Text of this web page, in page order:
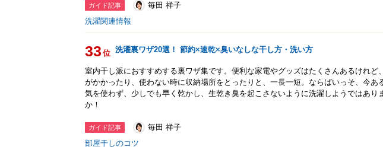
ガイド記事
毎田 祥子
洗濯関連情報
33 位 洗濯裏ワザ20選！ 節約×速乾×臭いなしな干し方・洗い方
室内干し派におすすめする裏ワザ集です。便利な家電やグッズはたくさんあるけれど
がかかったり、使わない時に収納場所をとったりと、一長一短。ならばいっそ、今あ
気を使わず、少しでも早く乾かし、生乾き臭を起こさないように洗濯しようではあり
か！
ガイド記事
毎田 祥子
部屋干しのコツ